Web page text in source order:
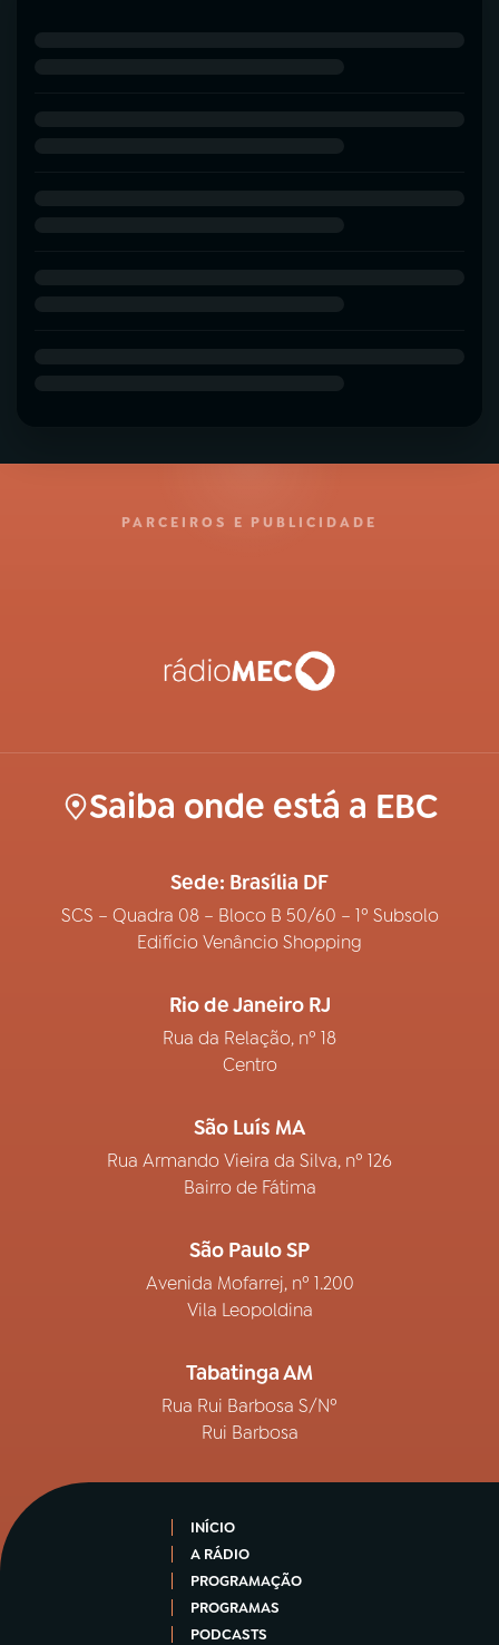
PARCEIROS E PUBLICIDADE
Saiba onde está a EBC
Sede: Brasília DF
SCS – Quadra 08 – Bloco B 50/60 – 1º Subsolo
Edifício Venâncio Shopping
Rio de Janeiro RJ
Rua da Relação, nº 18
Centro
São Luís MA
Rua Armando Vieira da Silva, nº 126
Bairro de Fátima
São Paulo SP
Avenida Mofarrej, nº 1.200
Vila Leopoldina
Tabatinga AM
Rua Rui Barbosa S/Nº
Rui Barbosa
INÍCIO
A RÁDIO
PROGRAMAÇÃO
PROGRAMAS
PODCASTS